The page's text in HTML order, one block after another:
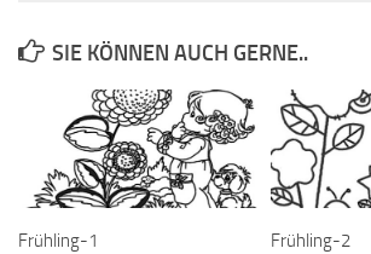
SIE KÖNNEN AUCH GERNE..
Frühling-1 Frühling-2